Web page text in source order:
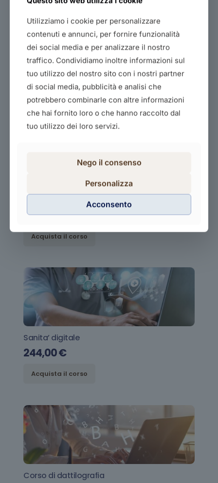
Corso coding
90,00€
Acquista il corso
244,00€
Acquista il corso
Sanita’ digitale
244,00€
Acquista il corso
Corso di dattilografia
Utilizziamo i cookie per personalizzare
contenuti e annunci, per fornire funzionalità
dei social media e per analizzare il nostro
traffico. Condividiamo inoltre informazioni sul
tuo utilizzo del nostro sito con i nostri partner
di social media, pubblicità e analisi che
potrebbero combinarle con altre informazioni
che hai fornito loro o che hanno raccolto dal
tuo utilizzo dei loro servizi.
Nego il consenso
Personalizza
Acconsento